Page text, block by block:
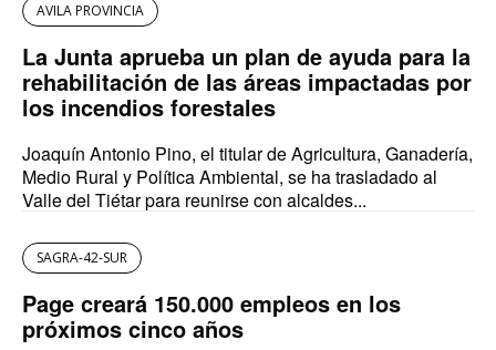
AVILA PROVINCIA
La Junta aprueba un plan de ayuda para la
rehabilitación de las áreas impactadas por
los incendios forestales
Joaquín Antonio Pino, el titular de Agricultura, Ganadería,
Medio Rural y Política Ambiental, se ha trasladado al
Valle del Tiétar para reunirse con alcaldes...
SAGRA-42-SUR
Page creará 150.000 empleos en los
próximos cinco años